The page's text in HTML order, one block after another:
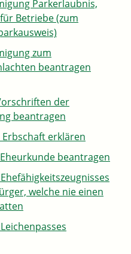
Parkerlaubnis,
Betriebe (zum
zum
beantragen
der
beantragen
erklären
beantragen
welche nie einen